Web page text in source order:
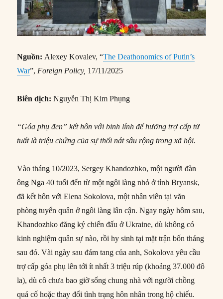
Nguồn: Alexey Kovalev, “The Deathonomics of Putin’s
War”, Foreign Policy, 17/11/2025
Biên dịch:Nguyễn Thị Kim Phụng
“Góa phụ đen” kết hôn với binh lính để hưởng trợ cấp tử
tuất là triệu chứng của sự thối nát sâu rộng trong xã hội.
Vào tháng 10/2023, Sergey Khandozhko, một người đàn
ông Nga 40 tuổi đến từ một ngôi làng nhỏ ở tỉnh Bryansk,
đã kết hôn với Elena Sokolova, một nhân viên tại văn
phòng tuyển quân ở ngôi làng lân cận. Ngay ngày hôm sau,
Khandozhko đăng ký chiến đấu ở Ukraine, dù không có
kinh nghiệm quân sự nào, rồi hy sinh tại mặt trận bốn tháng
sau đó. Vài ngày sau đám tang của anh, Sokolova yêu cầu
trợ cấp góa phụ lên tới ít nhất 3 triệu rúp (khoảng 37.000 đô
la), dù cô chưa bao giờ sống chung nhà với người chồng
quá cố hoặc thay đổi tình trạng hôn nhân trong hộ chiếu.